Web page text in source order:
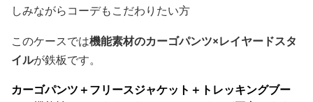
しみながらコーデもこだわりたい方
このケースでは機能素材のカーゴパンツ×レイヤードスタ
イルが鉄板です。
カーゴパンツ＋フリースジャケット＋トレッキングブー